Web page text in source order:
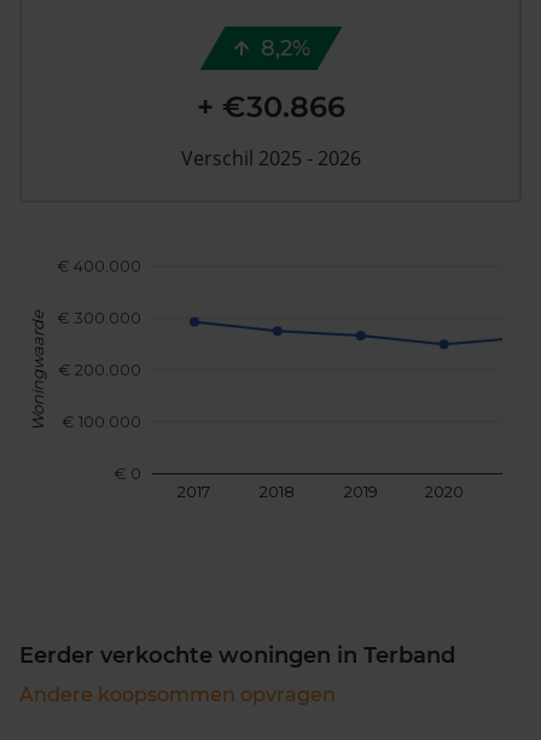
2017 2018 2019 2020
€ 0
€ 100.000
€ 200.000
€ 300.000
€ 400.000
Woningwaarde
8,2%
+ €30.866
Verschil 2025 - 2026
Eerder verkochte woningen in Terband
Andere koopsommen opvragen